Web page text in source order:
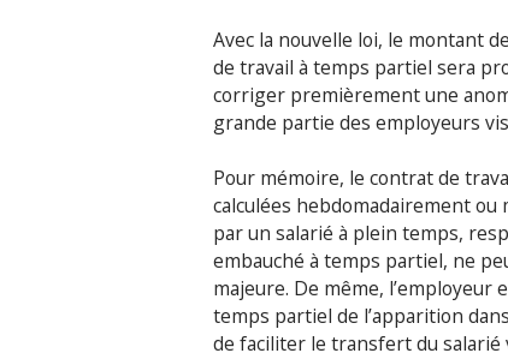
Avec la nouvelle loi, le montant
de travail à temps partiel sera
corriger premièrement une
grande partie des employeurs
Pour mémoire, le contrat de
calculées hebdomadairement
par un salarié à plein temps,
embauché à temps partiel, ne
majeure. De même, l’employeur
temps partiel de l’apparition
de faciliter le transfert du salarié